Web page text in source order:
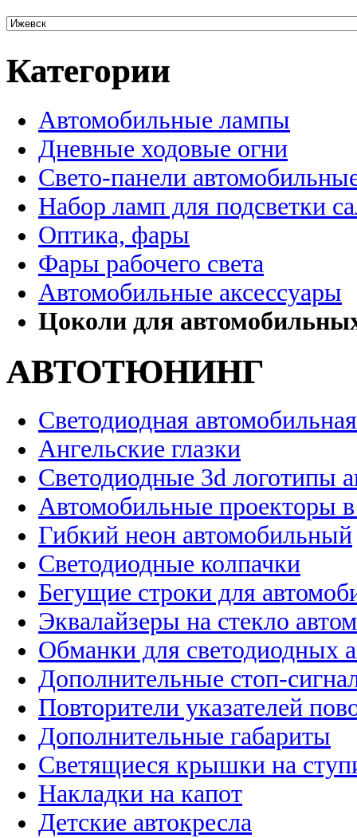
Категории
Автомобильные лампы
Дневные ходовые огни
Свето-панели
Набор ламп для подсветки
Оптика, фары
Фары рабочего света
Автомобильные аксессуары
Цоколи для
АВТОТЮНИНГ
Светодиодная
Ангельские глазки
Светодиодные 3d логотипы
Автомобильные проекторы
Гибкий неон автомобильный
Светодиодные колпачки
Бегущие строки для
Эквалайзеры на стекло
Обманки для светодиодных
Дополнительные стоп-
Повторители указателей
Дополнительные габариты
Светящиеся крышки на
Накладки на капот
Детские автокресла